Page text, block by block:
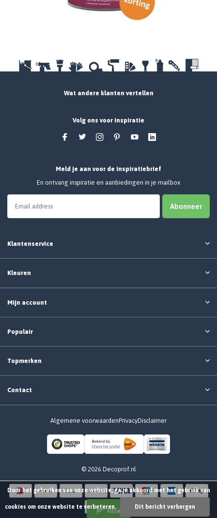
Filter
Wat andere klanten vertellen
Volg ons voor inspiratie
Meld je aan voor de inspiratiebrief
En ontvang inspiratie en aanbiedingen in je mailbox
Abonneer
Klantenservice
Kleuren
Mijn account
Populair
Topmerken
Contact
Algemene voorwaardenPrivacyDisclaimer
© 2026 Decoprof.nl
Door het gebruiken van onze website, ga je akkoord met het gebruik van
cookies om onze website te verbeteren. Dit bericht verbergen